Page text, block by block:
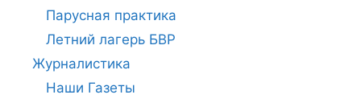
Парусная практика
Летний лагерь БВР
Журналистика
Наши Газеты